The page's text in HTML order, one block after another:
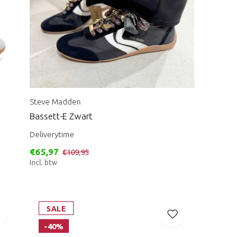
Steve Madden
Bassett-E Zwart
Deliverytime
€65,97 €109,95
Incl. btw
SALE
-40%